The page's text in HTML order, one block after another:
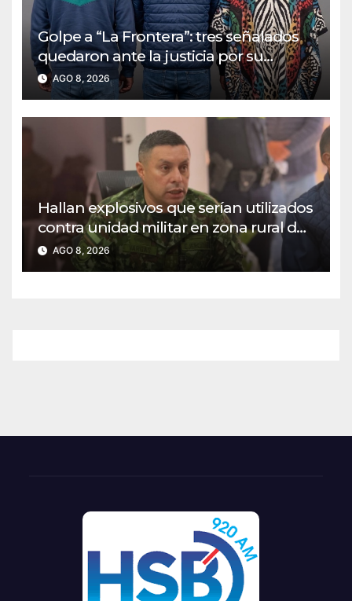
Golpe a “La Frontera”: tres señalados
quedaron ante la justicia por su
presunta participación en varios
hechos delictivos
AGO 8, 2026
Hallan explosivos que serían utilizados
contra unidad militar en zona rural del
norte de Boyacá
AGO 8, 2026